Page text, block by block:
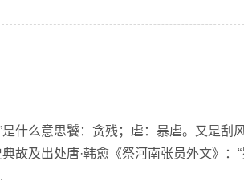
什么意思饕：贪残；虐：暴虐。又是刮风
故及出处唐·韩愈《祭河南张员外文》：